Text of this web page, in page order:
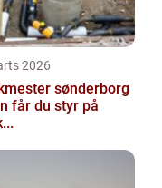
2026
sønderborg
får du styr på